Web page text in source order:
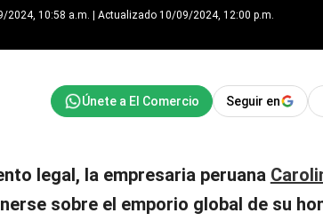
2024, 10:58 a.m. | Actualizado 10/09/2024, 12:00 p.m.
Seguir en
legal, la empresaria peruana
sobre el emporio global de su